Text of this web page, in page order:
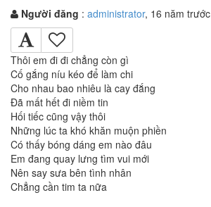
Người đăng : administrator, 16 năm trước
Thôi em đi đi chẳng còn gì
Cố gắng níu kéo để làm chi
Cho nhau bao nhiêu là cay đắng
Đã mất hết đi niềm tin
Hối tiếc cũng vậy thôi
Những lúc ta khó khăn muộn phiền
Có thấy bóng dáng em nào đâu
Em đang quay lưng tìm vui mới
Nên say sưa bên tình nhân
Chẳng cần tim ta nữa